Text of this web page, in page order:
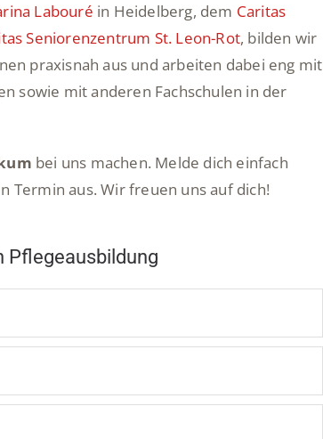
Labouré in Heidelberg, dem Caritas
Seniorenzentrum St. Leon-Rot, bilden wir
praxisnah aus und arbeiten dabei eng mit
sowie mit anderen Fachschulen in der
bei uns machen. Melde dich einfach
Termin aus. Wir freuen uns auf dich!
Pflegeausbildung